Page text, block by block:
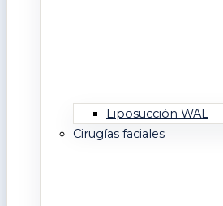
Liposucción WAL
Cirugías faciales